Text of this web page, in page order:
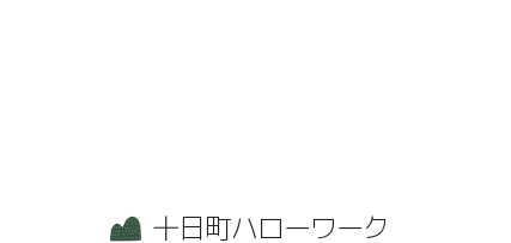
十日町ハローワーク